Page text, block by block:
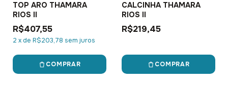
TOP ARO THAMARA
RIOS II
R$407,55
2 xde R$203,78 sem juros
COMPRAR
CALCINHA THAMARA
RIOS II
R$219,45
COMPRAR